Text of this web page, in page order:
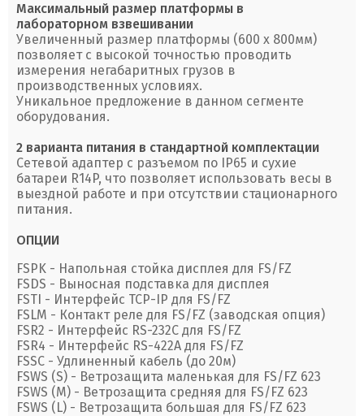
Максимальный размер платформы в
лабораторном взвешивании
Увеличенный размер платформы (600 х 800мм)
позволяет с высокой точностью проводить
измерения негабаритных грузов в
производственных условиях.
Уникальное предложение в данном сегменте
оборудования.
2 варианта питания в стандартной комплектации
Сетевой адаптер с разъемом по IP65 и сухие
батареи R14P, что позволяет использовать весы в
выездной работе и при отсутствии стационарного
питания.
ОПЦИИ
FSPK - Напольная стойка дисплея для FS/FZ
FSDS - Выносная подставка для дисплея
FSTI - Интерфейс TCP-IP для FS/FZ
FSLM - Контакт реле для FS/FZ (заводская опция)
FSR2 - Интерфейс RS-232С для FS/FZ
FSR4 - Интерфейс RS-422А для FS/FZ
FSSC - Удлиненный кабель (до 20м)
FSWS (S) - Ветрозащита маленькая для FS/FZ 623
FSWS (M) - Ветрозащита средняя для FS/FZ 623
FSWS (L) - Ветрозащита большая для FS/FZ 623